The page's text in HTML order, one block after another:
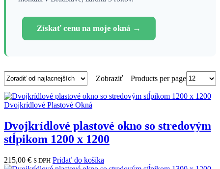
Získať cenu na moje okná →
Zobraziť Products per page
Dvojkrídlové Plastové Okná
Dvojkrídlové plastové okno so stredovým
stĺpikom 1200 x 1200
215,00 € S DPH Pridať do košíka